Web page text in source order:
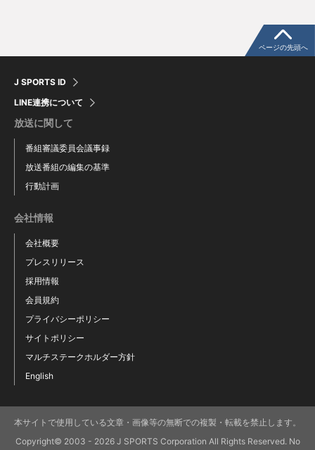
J SPORTS ID
LINE連携について
放送に関して
番組審議委員会議事録
放送番組の編集の基準
行動計画
会社情報
会社概要
プレスリリース
採用情報
会員規約
プライバシーポリシー
サイトポリシー
マルチステークホルダー方針
English
ページの先頭へ
本サイトで使用している文章・画像等の無断での複製・転載を禁止します。
Copyright© 2003 - 2026 J SPORTS Corporation All Rights Reserved. No